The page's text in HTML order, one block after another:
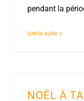
pendant la
Lire la suite
NOËL À